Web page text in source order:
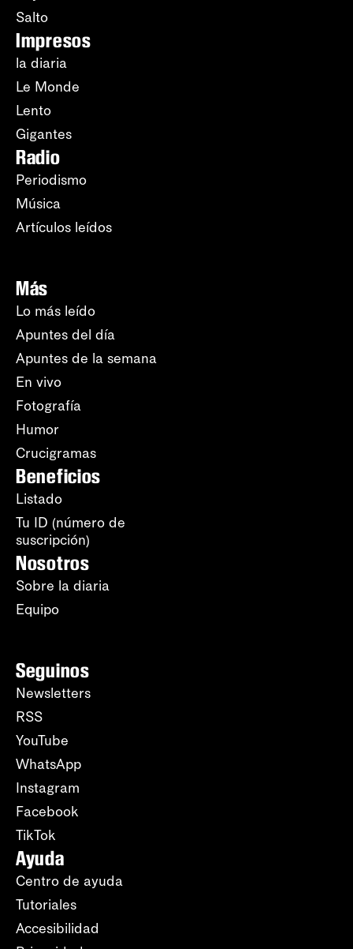
Salto
Impresos
la diaria
Le Monde
Lento
Gigantes
Radio
Periodismo
Música
Artículos leídos
Más
Lo más leído
Apuntes del día
Apuntes de la semana
En vivo
Fotografía
Humor
Crucigramas
Beneficios
Listado
Tu ID (número de
suscripción)
Nosotros
Sobre la diaria
Equipo
Seguinos
Newsletters
RSS
YouTube
WhatsApp
Instagram
Facebook
TikTok
Ayuda
Centro de ayuda
Tutoriales
Accesibilidad